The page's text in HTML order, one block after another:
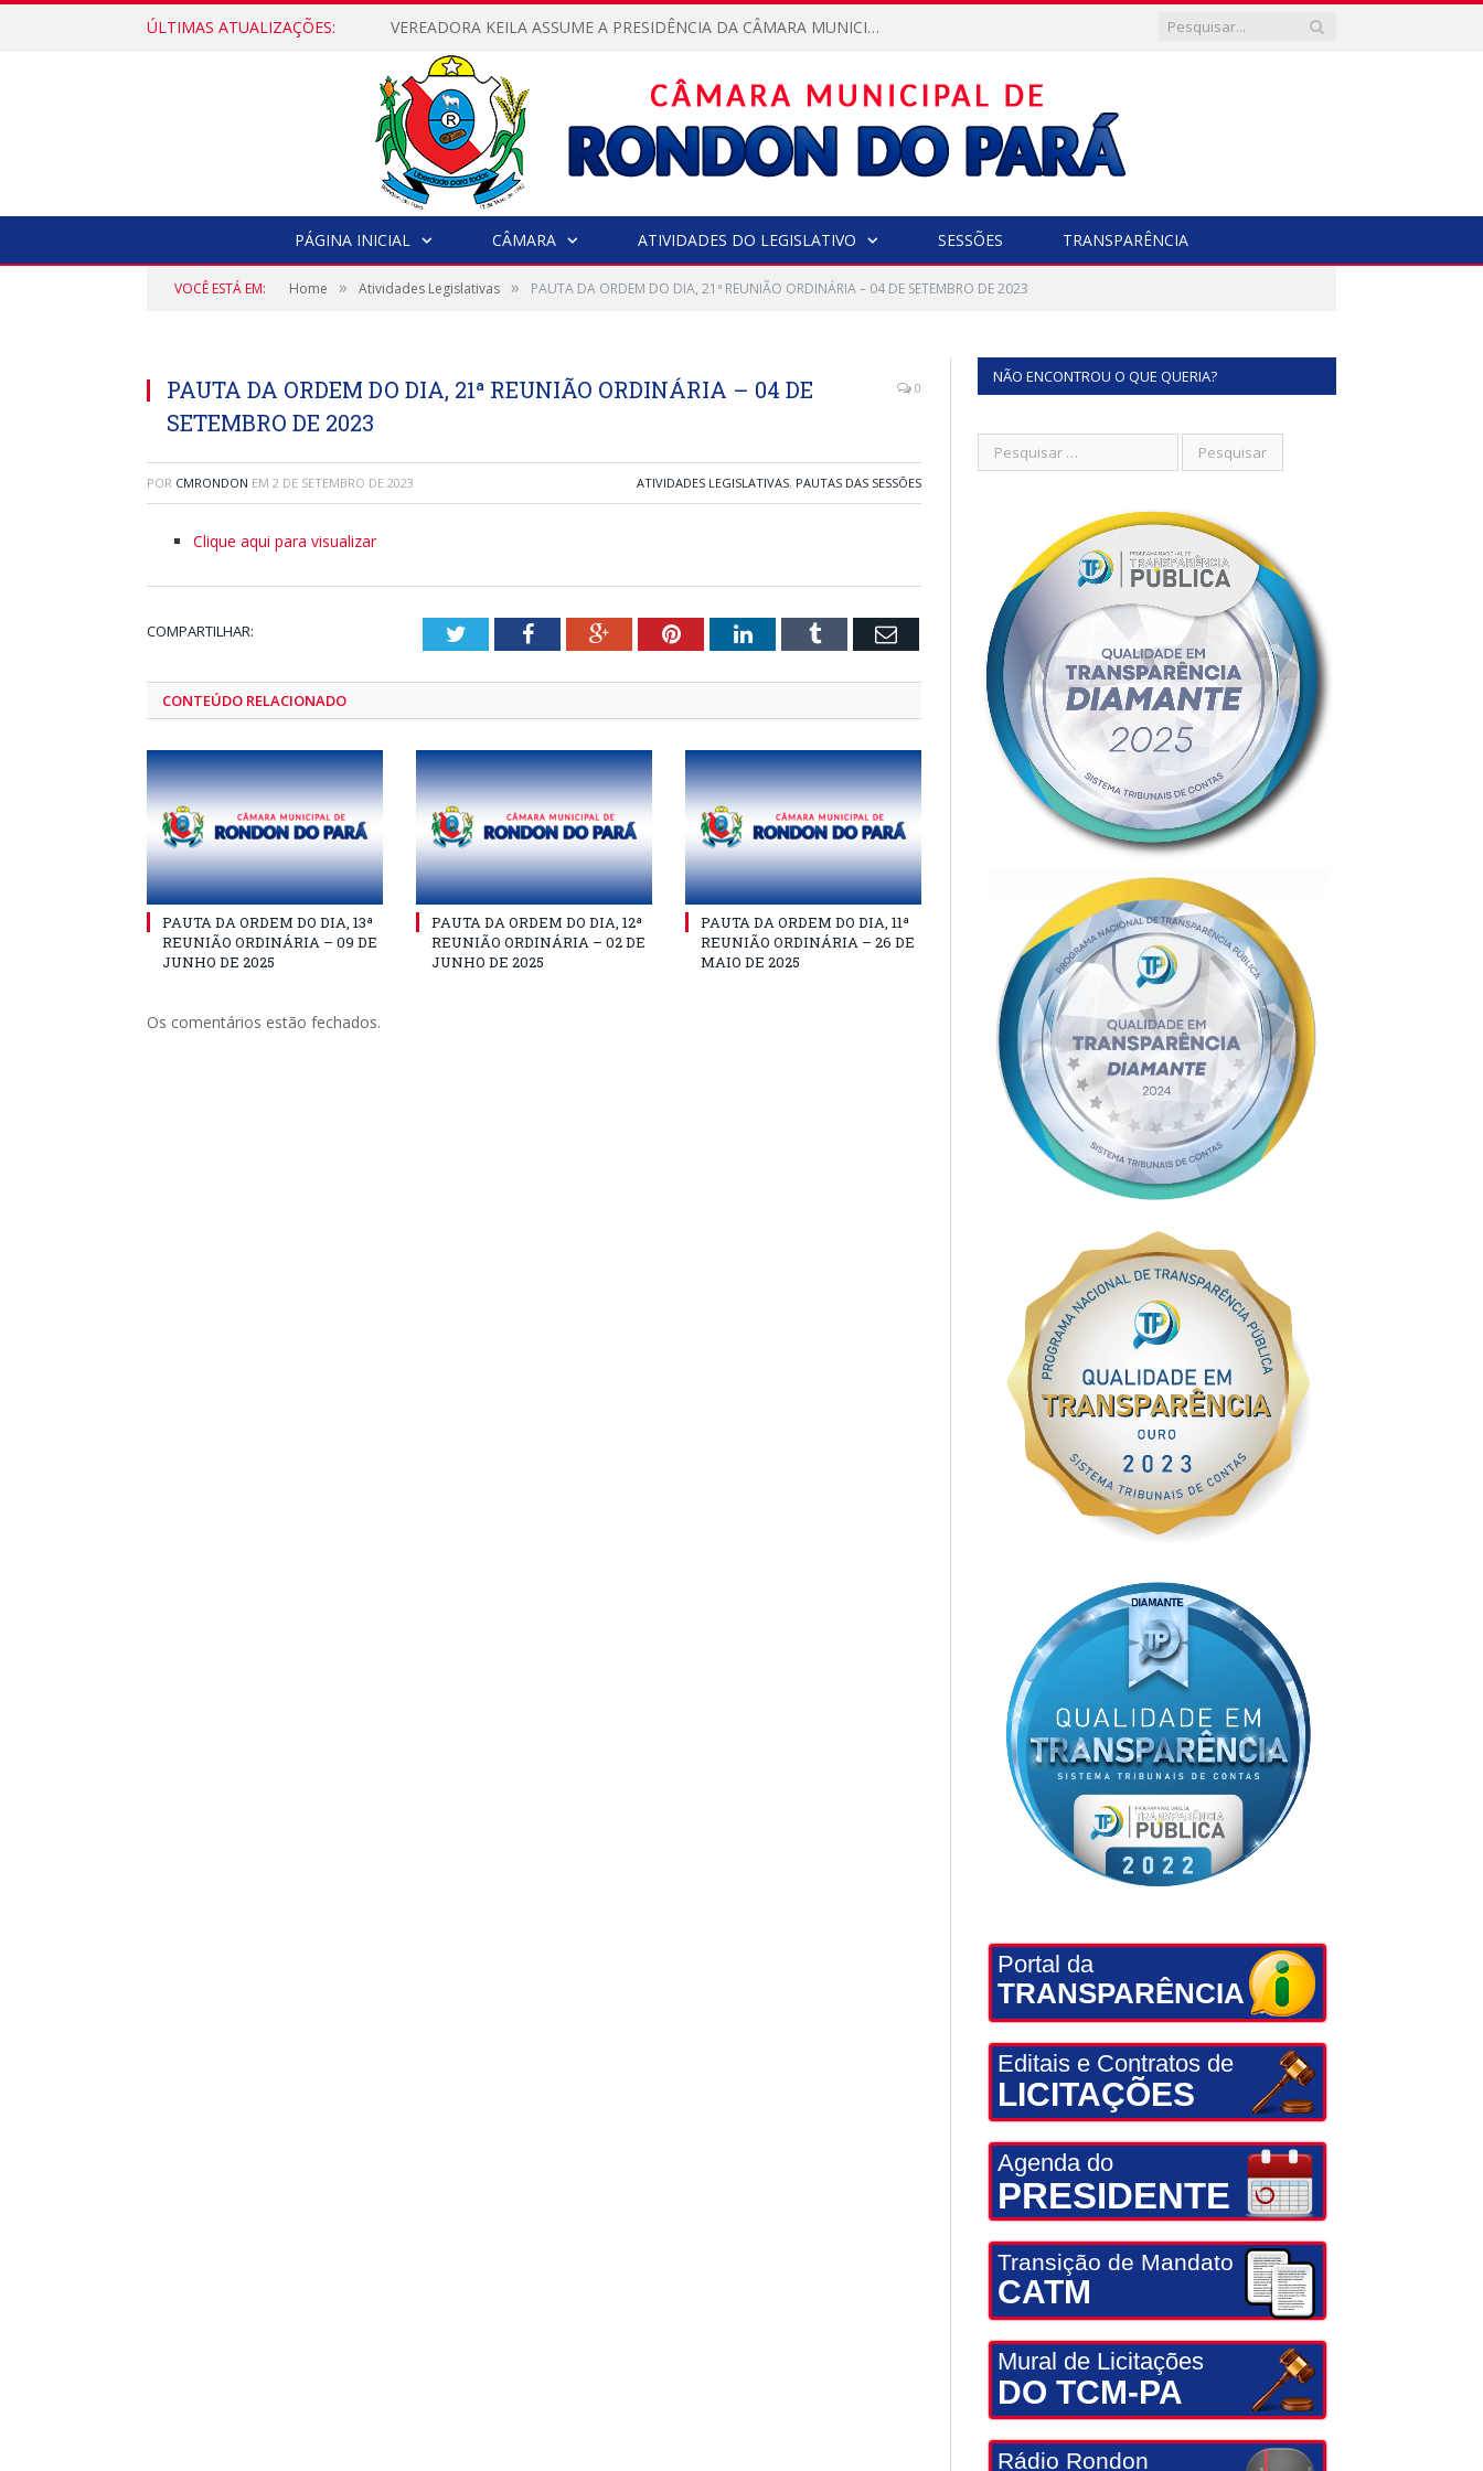
ÚLTIMAS ATUALIZAÇÕES: VEREADORA KEILA ASSUME A PRESIDÊNCIA DA CÂMARA MUNICIPAL.
PÁGINA INICIAL CÂMARA ATIVIDADES DO LEGISLATIVO SESSÕES TRANSPARÊNCIA
VOCÊ ESTÁ EM: Home » Atividades Legislativas » PAUTA DA ORDEM DO DIA, 21ª REUNIÃO ORDINÁRIA – 04 DE SETEMBRO DE 2023
PAUTA DA ORDEM DO DIA, 21ª REUNIÃO ORDINÁRIA – 04 DE
SETEMBRO DE 2023
0
POR CMRONDON EM 2 DE SETEMBRO DE 2023 ATIVIDADES LEGISLATIVAS, PAUTAS DAS SESSÕES
Clique aqui para visualizar
COMPARTILHAR: TwitterFacebookGoogle+PinterestLinkedInTumblr Email
CONTEÚDO RELACIONADO
PAUTA DA ORDEM DO DIA, 13ª
REUNIÃO ORDINÁRIA – 09 DE
JUNHO DE 2025
PAUTA DA ORDEM DO DIA, 12ª
REUNIÃO ORDINÁRIA – 02 DE
JUNHO DE 2025
PAUTA DA ORDEM DO DIA, 11ª
REUNIÃO ORDINÁRIA – 26 DE
MAIO DE 2025
Os comentários estão fechados.
NÃO ENCONTROU O QUE QUERIA?
Portal da
TRANSPARÊNCIA
Editais e Contratos de
LICITAÇÕES
Agenda do
PRESIDENTE
Transição de Mandato
CATM
Mural de Licitações
DO TCM-PA
Rádio Rondon